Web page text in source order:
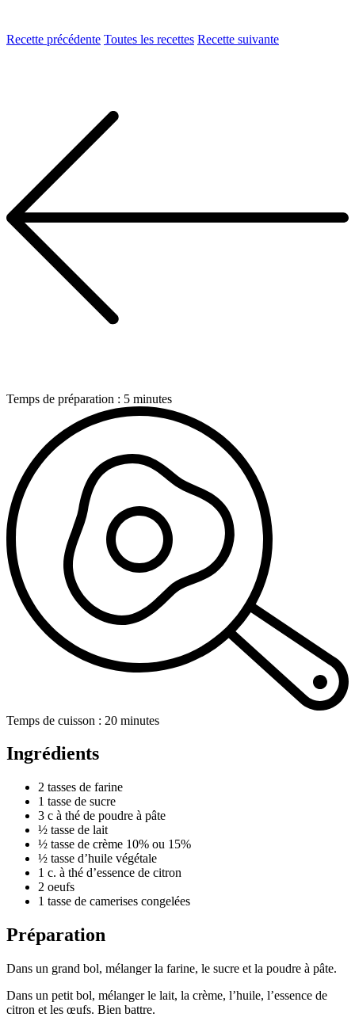
Recette précédente Toutes les recettes Recette suivante
Temps de préparation : 5 minutes
Temps de cuisson : 20 minutes
Ingrédients
2 tasses de farine
1 tasse de sucre
3 c à thé de poudre à pâte
½ tasse de lait
½ tasse de crème 10% ou 15%
½ tasse d’huile végétale
1 c. à thé d’essence de citron
2 oeufs
1 tasse de camerises congelées
Préparation
Dans un grand bol, mélanger la farine, le sucre et la poudre à pâte.
Dans un petit bol, mélanger le lait, la crème, l’huile, l’essence de
citron et les œufs. Bien battre.